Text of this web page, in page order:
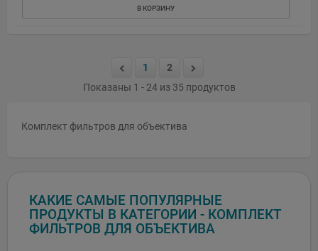
В КОРЗИНУ
1
2
Показаны 1 - 24 из 35 продуктов
Комплект фильтров для объектива
КАКИЕ САМЫЕ ПОПУЛЯРНЫЕ
ПРОДУКТЫ В КАТЕГОРИИ - КОМПЛЕКТ
ФИЛЬТРОВ ДЛЯ ОБЪЕКТИВА